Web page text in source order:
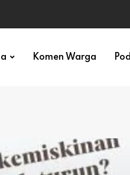
Komen Warga